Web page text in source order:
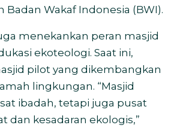
Badan Wakaf Indonesia (BWI).
menekankan peran masjid
ekoteologi. Saat ini,
pilot yang dikembangkan
lingkungan. “Masjid
ibadah, tetapi juga pusat
dan kesadaran ekologis,”